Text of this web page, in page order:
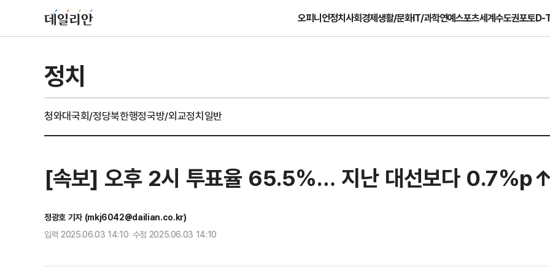
오피니언정치사회경제생활/문화IT/과학연예스포츠세계수도권포토D-
정치
청와대국회/정당북한행정국방/외교정치일반
[속보] 오후 2시 투표율 65.5%… 지난 대선보다
정광호 기자 (mkj6042@dailian.co.kr)
입력 2025.06.03 14:10 수정 2025.06.03 14:10